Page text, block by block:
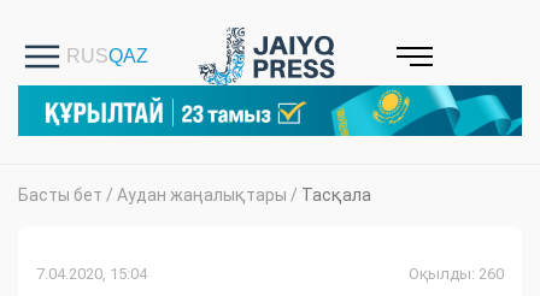
Басты бет / Аудан жаңалықтары / Тасқала
7.04.2020, 15:04 Оқылды: 260